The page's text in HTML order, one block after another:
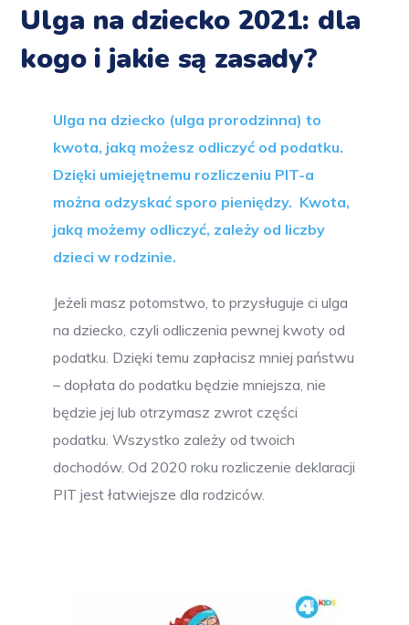
Ulga na dziecko 2021: dla
kogo i jakie są zasady?
Ulga na dziecko (ulga prorodzinna) to
kwota, jaką możesz odliczyć od podatku.
Dzięki umiejętnemu rozliczeniu PIT-a
można odzyskać sporo pieniędzy. Kwota,
jaką możemy odliczyć, zależy od liczby
dzieci w rodzinie.
Jeżeli masz potomstwo, to przysługuje ci ulga
na dziecko, czyli odliczenia pewnej kwoty od
podatku. Dzięki temu zapłacisz mniej państwu
– dopłata do podatku będzie mniejsza, nie
będzie jej lub otrzymasz zwrot części
podatku. Wszystko zależy od twoich
dochodów. Od 2020 roku rozliczenie deklaracji
PIT jest łatwiejsze dla rodziców.